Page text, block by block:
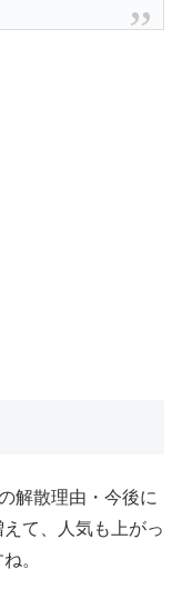
解散理由・今後に
て、人気も上がっ
。